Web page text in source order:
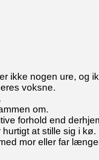
ikke nogen ure, og
voksne.
om.
forhold end
at stille sig i kø.
mor eller far